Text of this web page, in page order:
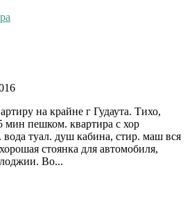
на крайне г Гудаута. Тихо,
мин пешком. квартира с хор
вода туал. душ кабина, стир. маш вся
стоянка для автомобиля,
Во...